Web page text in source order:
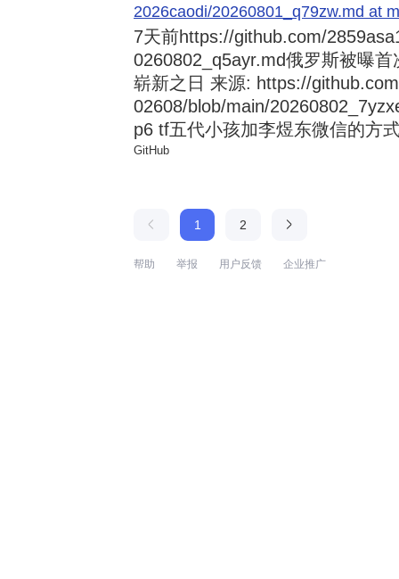
2026caodi/20260801_q79zw.md at
7天前https://github.com/
0260802_q5ayr.md俄罗斯被曝
崭新之日 来源: https://
02608/blob/main/
p6 tf五代小孩加李煜东微信的方
GitHub
1 2
帮助 举报 用户反馈 企业推广